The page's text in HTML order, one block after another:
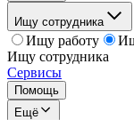
Ищу сотрудника
Ищу работу
Ищу сотрудника
Сервисы
Помощь
Ещё